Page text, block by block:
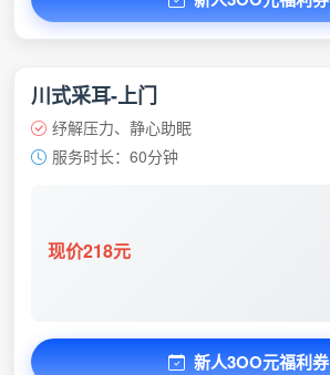
川式采耳-上门
纾解压力、静心助眠
服务时长：60分钟
现价218元
新人3OO元福利券